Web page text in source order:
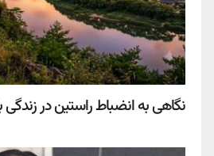
نگاهی به انضباط راستین در زندگی